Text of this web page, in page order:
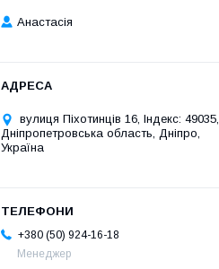
Анастасія
вулиця Піхотинців 16, Індекс: 49035,
Дніпропетровська область, Дніпро,
Україна
+380 (50) 924-16-18
Менеджер